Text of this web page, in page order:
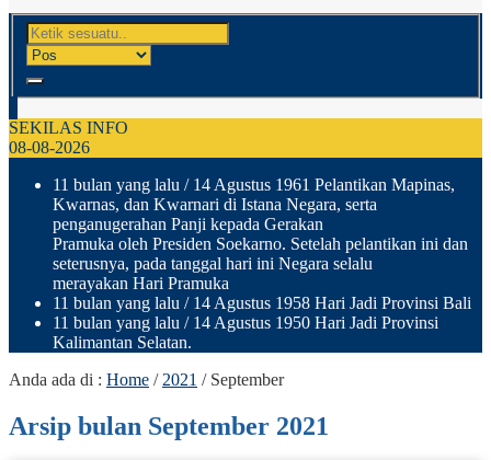
SEKILAS INFO
08-08-2026
11 bulan yang lalu / 14 Agustus 1961 Pelantikan Mapinas,
Kwarnas, dan Kwarnari di Istana Negara, serta
penganugerahan Panji kepada Gerakan
Pramuka oleh Presiden Soekarno. Setelah pelantikan ini dan
seterusnya, pada tanggal hari ini Negara selalu
merayakan Hari Pramuka
11 bulan yang lalu / 14 Agustus 1958 Hari Jadi Provinsi Bali
11 bulan yang lalu / 14 Agustus 1950 Hari Jadi Provinsi
Kalimantan Selatan.
Anda ada di : Home / 2021 / September
Arsip bulan September 2021